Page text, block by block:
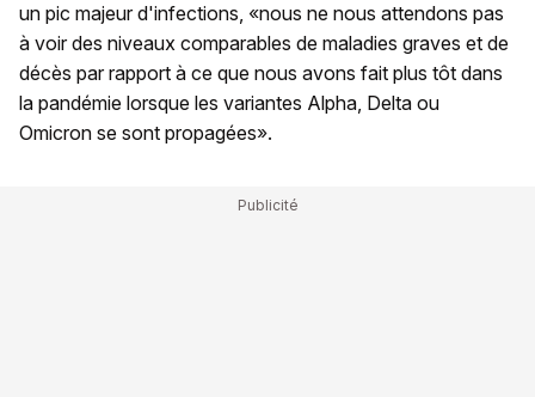
un pic majeur d'infections, «nous ne nous attendons pas
à voir des niveaux comparables de maladies graves et de
décès par rapport à ce que nous avons fait plus tôt dans
la pandémie lorsque les variantes Alpha, Delta ou
Omicron se sont propagées».